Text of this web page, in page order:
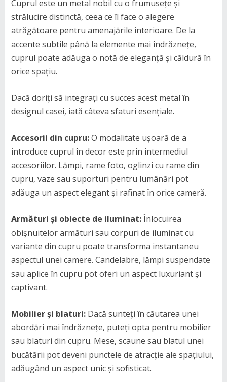
Cuprul este un metal nobil cu o frumusețe și
strălucire distinctă, ceea ce îl face o alegere
atrăgătoare pentru amenajările interioare. De la
accente subtile până la elemente mai îndrăznețe,
cuprul poate adăuga o notă de eleganță și căldură în
orice spațiu.
Dacă doriți să integrați cu succes acest metal în
designul casei, iată câteva sfaturi esențiale.
Accesorii din cupru:O modalitate ușoară de a
introduce cuprul în decor este prin intermediul
accesoriilor. Lămpi, rame foto, oglinzi cu rame din
cupru, vaze sau suporturi pentru lumânări pot
adăuga un aspect elegant și rafinat în orice cameră.
Armături și obiecte de iluminat:Înlocuirea
obișnuitelor armături sau corpuri de iluminat cu
variante din cupru poate transforma instantaneu
aspectul unei camere. Candelabre, lămpi suspendate
sau aplice în cupru pot oferi un aspect luxuriant și
captivant.
Mobilier și blaturi:Dacă sunteți în căutarea unei
abordări mai îndrăznețe, puteți opta pentru mobilier
sau blaturi din cupru. Mese, scaune sau blatul unei
bucătării pot deveni punctele de atracție ale spațiului,
adăugând un aspect unic și sofisticat.